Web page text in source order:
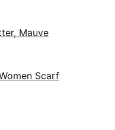
Mauve